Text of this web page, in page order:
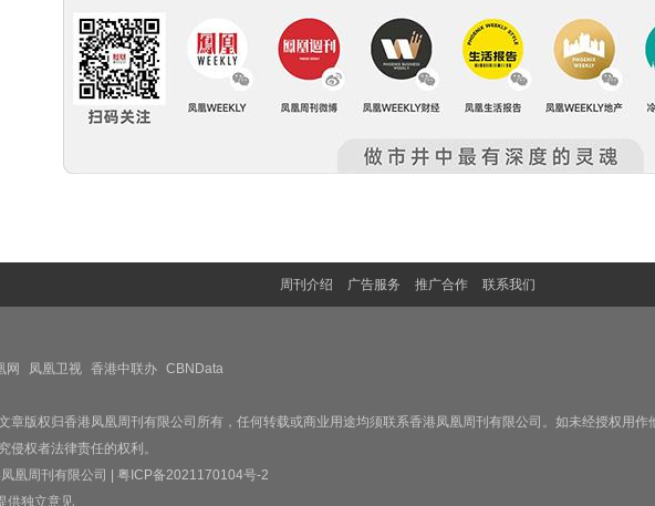
周刊介绍 广告服务 推广合作 联系我们
网 凤凰卫视 香港中联办 CBNData
章版权归香港凤凰周刊有限公司所有，任何转载或商业用途均须联系香港凤凰周刊有限公司。如未经授权用作
侵权者法律责任的权利。
凰周刊有限公司 | 粤ICP备2021170104号-2
供独立意见